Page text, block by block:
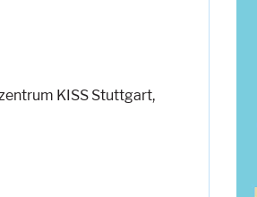
KISS Stuttgart,